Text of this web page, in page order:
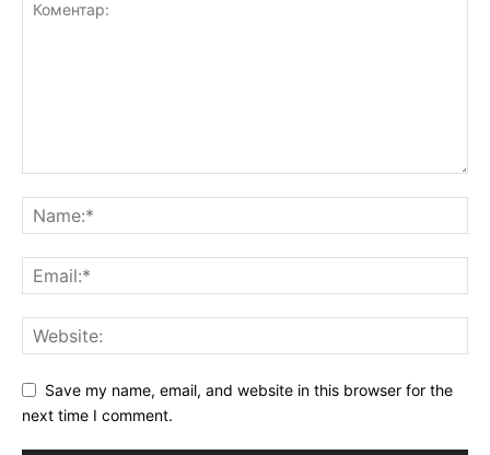
Save my name, email, and website in this browser for the
next time I comment.